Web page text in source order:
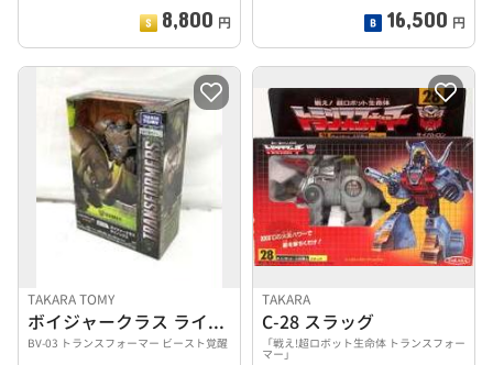
8,800 円 16,500 円
TAKARA TOMY
ボイジャークラス ライノックス
BV-03 トランスフォーマー ビースト覚醒
TAKARA
C-28 スラッグ
「戦え!超ロボット生命体 トランスフォー
マー」